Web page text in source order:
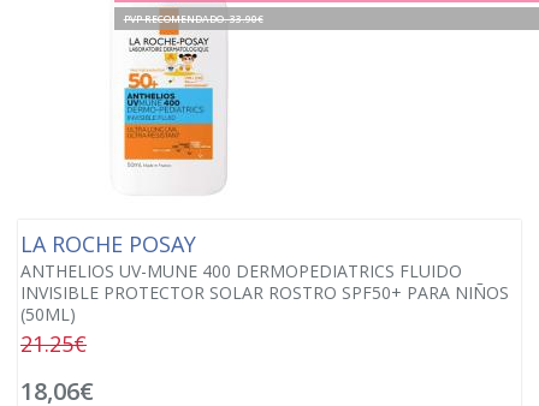
PVP RECOMENDADO. 33.90€
LA ROCHE POSAY
ANTHELIOS UV-MUNE 400 DERMOPEDIATRICS FLUIDO
INVISIBLE PROTECTOR SOLAR ROSTRO SPF50+ PARA NIÑOS
(50ML)
21.25€
18,06€